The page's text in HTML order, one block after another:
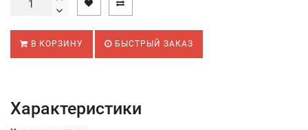
В КОРЗИНУ БЫСТРЫЙ ЗАКАЗ
Характеристики